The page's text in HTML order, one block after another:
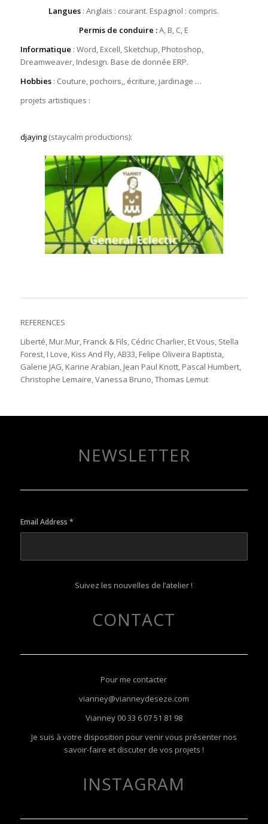
Langues : Anglais : courant. Espagnol : compris.
Permis de conduire :A, B, C, E
Informatique : Word, Excell, Sketchup, Photoshop,
Dreamweaver, Indesign. Base de donnée ERP.
Hobbies : Couture, pochoirs,, écriture, jardinage …
projets artistiques :
djaying(staycalm productions):
REFERENCES
Liberté, Mur.Mur, Franck & Fils, Cédric Charlier, Et Vous, Stella
Forest, I Love, Kiss And Fly, AB33, Felipe Oliveira Baptista,
Galerie JAG, Karine Arabian, Jean Paul Knott, Pascal Humbert,
Christophe Lemaire, Vanessa Bruno, Thomas Lemut
NEWSLETTER
Email Address *
Suivez les nouvelles de l’atelier !
CONTACT
Pour me contacter
vianney@vianneydeseze.com
Vianney 00 33 6 07 51 81 98
Je suis à votre disposition pour venir vous présenter nos
savoir-faire et discuter de vos projets !
INSTAGRAM